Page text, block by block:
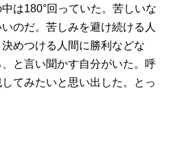
は180°回っていた。苦しいな
のだ。苦しみを避け続ける人
めつける人間に勝利などな
と言い聞かす自分がいた。呼
てみたいと思い出した。とっ